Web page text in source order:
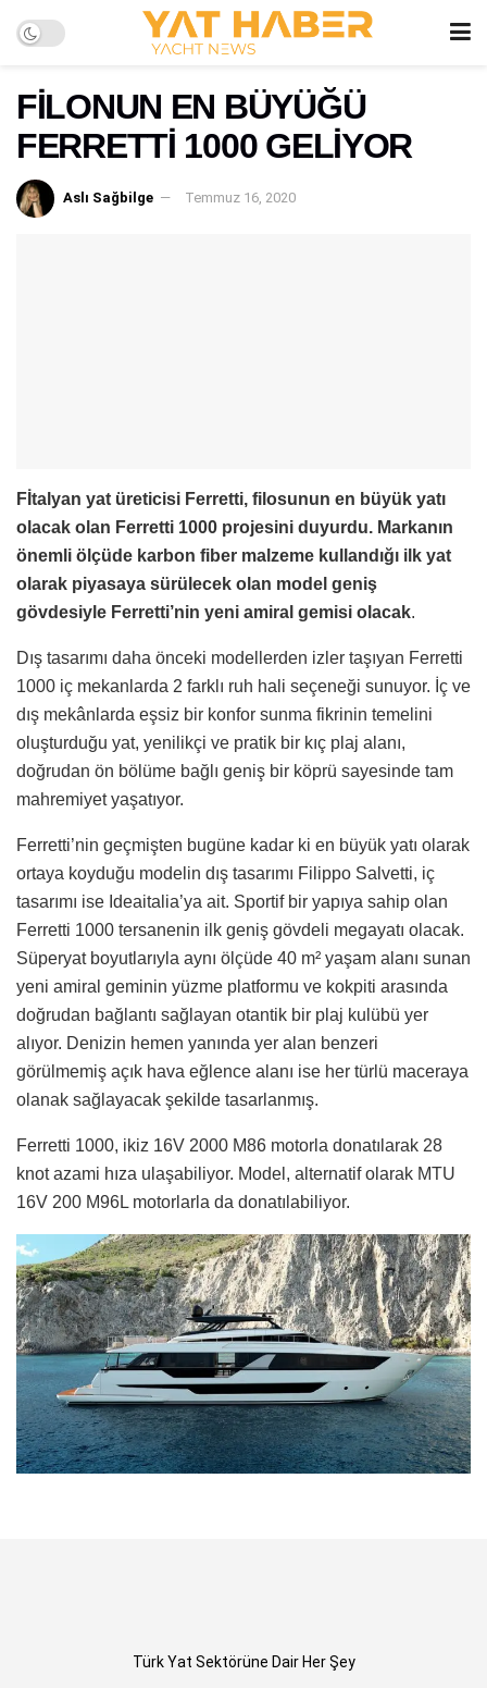
FİLONUN EN BÜYÜĞÜ
FERRETTİ 1000 GELİYOR
Aslı Sağbilge Temmuz 16, 2020
Fİtalyan yat üreticisi Ferretti, filosunun en büyük yatı
olacak olan Ferretti 1000 projesini duyurdu. Markanın
önemli ölçüde karbon fiber malzeme kullandığı ilk yat
olarak piyasaya sürülecek olan model geniş
gövdesiyle Ferretti’nin yeni amiral gemisi olacak.
Dış tasarımı daha önceki modellerden izler taşıyan Ferretti
1000 iç mekanlarda 2 farklı ruh hali seçeneği sunuyor. İç ve
dış mekânlarda eşsiz bir konfor sunma fikrinin temelini
oluşturduğu yat, yenilikçi ve pratik bir kıç plaj alanı,
doğrudan ön bölüme bağlı geniş bir köprü sayesinde tam
mahremiyet yaşatıyor.
Ferretti’nin geçmişten bugüne kadar ki en büyük yatı olarak
ortaya koyduğu modelin dış tasarımı Filippo Salvetti, iç
tasarımı ise Ideaitalia’ya ait. Sportif bir yapıya sahip olan
Ferretti 1000 tersanenin ilk geniş gövdeli megayatı olacak.
Süperyat boyutlarıyla aynı ölçüde 40 m² yaşam alanı sunan
yeni amiral geminin yüzme platformu ve kokpiti arasında
doğrudan bağlantı sağlayan otantik bir plaj kulübü yer
alıyor. Denizin hemen yanında yer alan benzeri
görülmemiş açık hava eğlence alanı ise her türlü maceraya
olanak sağlayacak şekilde tasarlanmış.
Ferretti 1000, ikiz 16V 2000 M86 motorla donatılarak 28
knot azami hıza ulaşabiliyor. Model, alternatif olarak MTU
16V 200 M96L motorlarla da donatılabiliyor.
Türk Yat Sektörüne Dair Her Şey